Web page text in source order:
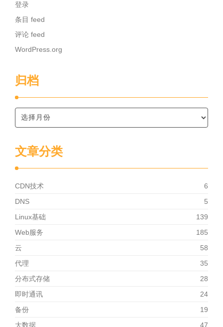
登录
条目 feed
评论 feed
WordPress.org
归档
文章分类
CDN技术
6
DNS
5
Linux基础
139
Web服务
185
云
58
代理
35
分布式存储
28
即时通讯
24
备份
19
大数据
47